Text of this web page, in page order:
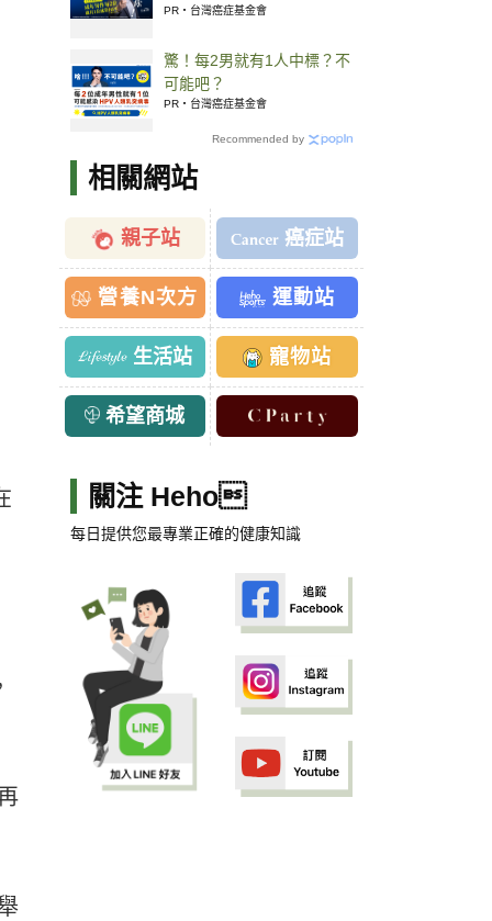
PR・台灣癌症基金會
驚！每2男就有1人中標？不
可能吧？
PR・台灣癌症基金會
Recommended by
相關網站
親子站 癌症站
營養N次方 運動站
生活站 寵物站
希望商城
關注 Heho
每日提供您最專業正確的健康知識